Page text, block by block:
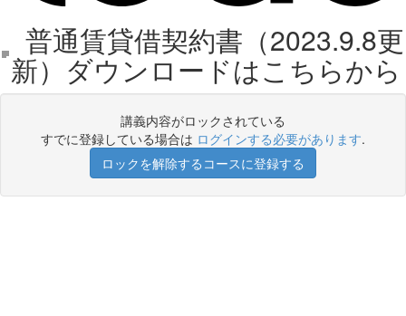
普通賃貸借契約書（2023.9.8更
新）ダウンロードはこちらから
講義内容がロックされている
すでに登録している場合は ログインする必要があります.
ロックを解除するコースに登録する